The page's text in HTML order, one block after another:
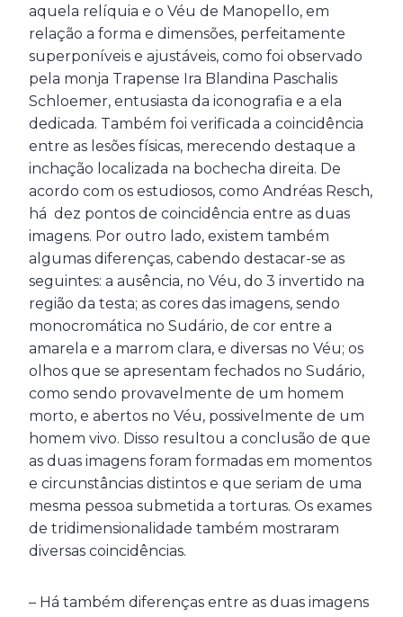
aquela relíquia e o Véu de Manopello, em
relação a forma e dimensões, perfeitamente
superponíveis e ajustáveis, como foi observado
pela monja Trapense Ira Blandina Paschalis
Schloemer, entusiasta da iconografia e a ela
dedicada. Também foi verificada a coincidência
entre as lesões físicas, merecendo destaque a
inchação localizada na bochecha direita. De
acordo com os estudiosos, como Andréas Resch,
há dez pontos de coincidência entre as duas
imagens. Por outro lado, existem também
algumas diferenças, cabendo destacar-se as
seguintes: a ausência, no Véu, do 3 invertido na
região da testa; as cores das imagens, sendo
monocromática no Sudário, de cor entre a
amarela e a marrom clara, e diversas no Véu; os
olhos que se apresentam fechados no Sudário,
como sendo provavelmente de um homem
morto, e abertos no Véu, possivelmente de um
homem vivo. Disso resultou a conclusão de que
as duas imagens foram formadas em momentos
e circunstâncias distintos e que seriam de uma
mesma pessoa submetida a torturas. Os exames
de tridimensionalidade também mostraram
diversas coincidências.
– Há também diferenças entre as duas imagens